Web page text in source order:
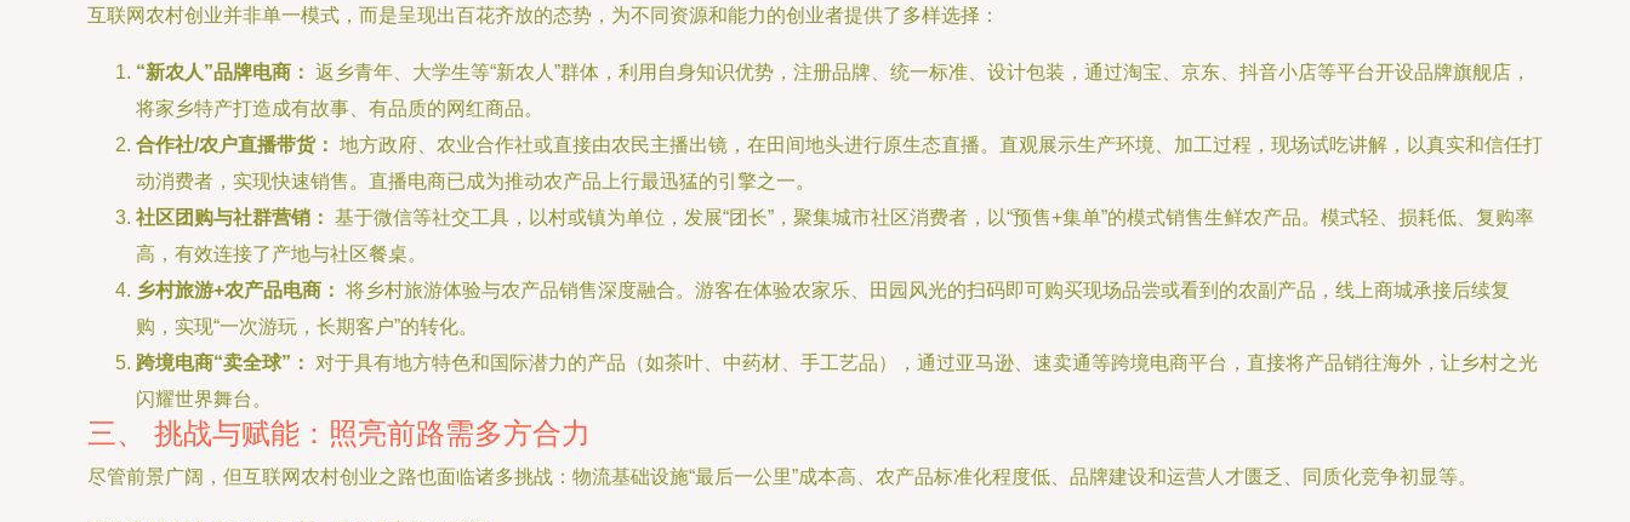
互联网农村创业并非单一模式，而是呈现出百花齐放的态势，为不同资源和能力的创业者提供了多样选择：
“新农人”品牌电商： 返乡青年、大学生等“新农人”群体，利用自身知识优势，注册品牌、统一标准、设计包装，通过淘宝、京东、抖音小店等平台开设品牌旗舰店，
将家乡特产打造成有故事、有品质的网红商品。
合作社/农户直播带货： 地方政府、农业合作社或直接由农民主播出镜，在田间地头进行原生态直播。直观展示生产环境、加工过程，现场试吃讲解，以真实和信任打
动消费者，实现快速销售。直播电商已成为推动农产品上行最迅猛的引擎之一。
社区团购与社群营销： 基于微信等社交工具，以村或镇为单位，发展“团长”，聚集城市社区消费者，以“预售+集单”的模式销售生鲜农产品。模式轻、损耗低、复购率
高，有效连接了产地与社区餐桌。
乡村旅游+农产品电商： 将乡村旅游体验与农产品销售深度融合。游客在体验农家乐、田园风光的扫码即可购买现场品尝或看到的农副产品，线上商城承接后续复
购，实现“一次游玩，长期客户”的转化。
跨境电商“卖全球”：
对于具有地方特色和国际潜力的产品（如茶叶、中药材、手工艺品），通过亚马逊、速卖通等跨境电商平台，直接将产品销往海外，让乡村之光
闪耀世界舞台。
三、 挑战与赋能：照亮前路需多方合力
尽管前景广阔，但互联网农村创业之路也面临诸多挑战：物流基础设施“最后一公里”成本高、农产品标准化程度低、品牌建设和运营人才匮乏、同质化竞争初显等。